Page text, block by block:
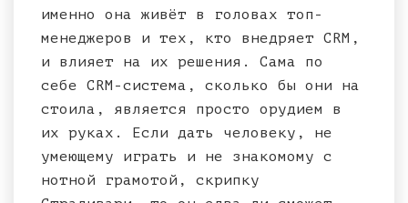
именно она живёт в головах топ-
менеджеров и тех, кто внедряет CRM,
и влияет на их решения. Сама по
себе CRM-система, сколько бы они на
стоила, является просто орудием в
их руках. Если дать человеку, не
умеющему играть и не знакомому с
нотной грамотой, скрипку